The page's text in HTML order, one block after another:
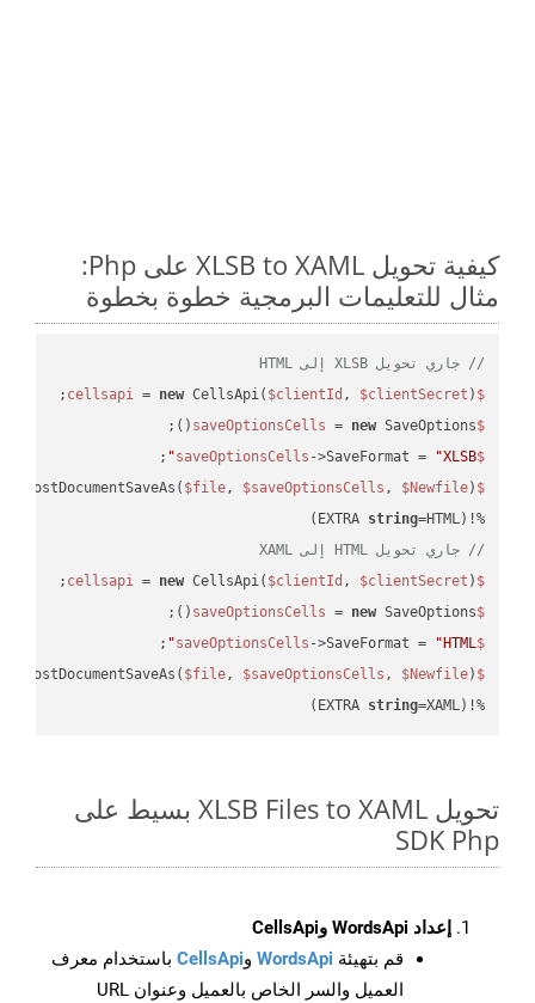
كيفية تحويل XLSB to XAML على Php:
مثال للتعليمات البرمجية خطوة بخطوة
// جاري تحويل XLSB إلى HTML
$cellsapi
= new CellsApi( $clientId , $clientSecret );
$saveOptionsCells
= new SaveOptions();
$saveOptionsCells
->SaveFormat = "XLSB"
;
$cellsApiResult
$file, $saveOptionsCells , $Newfile
%!(EXTRA
string=HTML)
// جاري تحويل HTML إلى XAML
$cellsapi
= new CellsApi( $clientId , $clientSecret );
$saveOptionsCells
= new SaveOptions();
$saveOptionsCells
->SaveFormat = "HTML"
;
$cellsApiResult
$file, $saveOptionsCells , $Newfile
%!(EXTRA
string=XAML)
تحويل XLSB Files to XAML بسيط على
SDK Php
إعداد WordsApi وCellsApi
قم بتهيئة WordsApi وCellsApi باستخدام معرف
العميل والسر الخاص بالعميل وعنوان URL